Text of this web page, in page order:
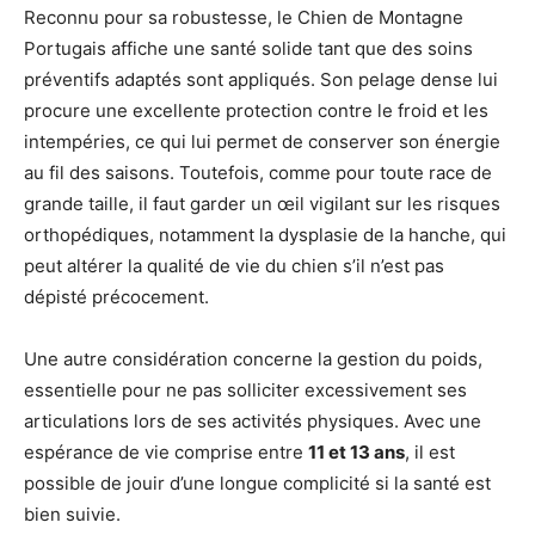
Reconnu pour sa robustesse, le Chien de Montagne
Portugais affiche une santé solide tant que des soins
préventifs adaptés sont appliqués. Son pelage dense lui
procure une excellente protection contre le froid et les
intempéries, ce qui lui permet de conserver son énergie
au fil des saisons. Toutefois, comme pour toute race de
grande taille, il faut garder un œil vigilant sur les risques
orthopédiques, notamment la dysplasie de la hanche, qui
peut altérer la qualité de vie du chien s’il n’est pas
dépisté précocement.
Une autre considération concerne la gestion du poids,
essentielle pour ne pas solliciter excessivement ses
articulations lors de ses activités physiques. Avec une
espérance de vie comprise entre 11 et 13 ans, il est
possible de jouir d’une longue complicité si la santé est
bien suivie.